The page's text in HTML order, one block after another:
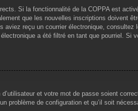
Si la fonctionnalité de la COPPA est
que les nouvelles inscriptions doivent
reçu un courrier électronique,
a été filtré en tant que pourriel.
et votre mot de passe soient
problème de configuration et qu’il soit